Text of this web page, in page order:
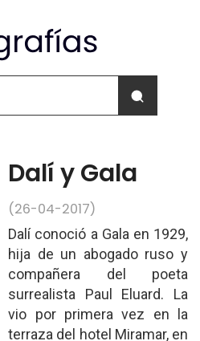
Dalí y Gala
(26-04-2017)
Dalí conoció a Gala en 1929,
hija de un abogado ruso y
compañera del poeta
surrealista Paul Eluard. La
vio por primera vez en la
terraza del hotel Miramar, en